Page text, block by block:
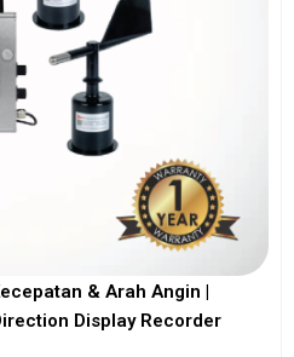
& Arah Angin |
Display Recorder